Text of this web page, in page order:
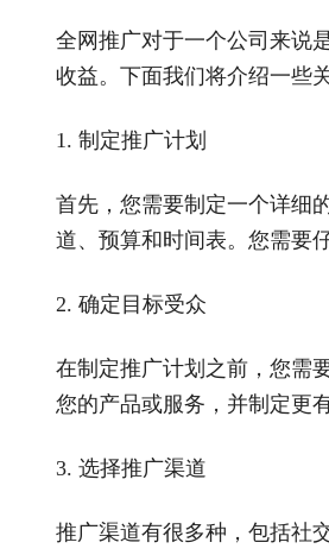
全网推广对于一个公司来说
收益。下面我们将介绍一些
1. 制定推广计划
首先，您需要制定一个详细
道、预算和时间表。您需要
2. 确定目标受众
在制定推广计划之前，您需
您的产品或服务，并制定更
3. 选择推广渠道
推广渠道有很多种，包括社